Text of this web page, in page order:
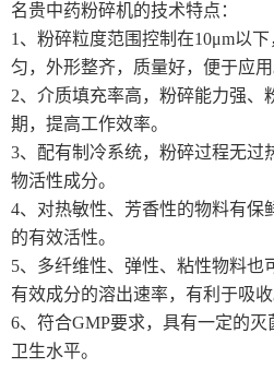
名贵中药粉碎机的技术特点：
1、粉碎粒度范围控制在10μm以
匀，外形整齐，质量好，便于应用
2、介质填充率高，粉碎能力强、
期，提高工作效率。
3、配有制冷系统，粉碎过程无过
物活性成分。
4、对热敏性、芳香性的物料有保
的有效活性。
5、多纤维性、弹性、粘性物料也
有效成分的溶出速率，有利于吸收
6、符合GMP要求，具有一定的
卫生水平。